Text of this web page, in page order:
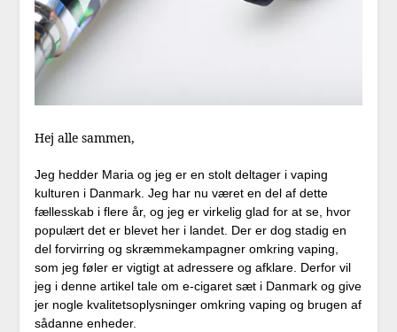
Hej alle sammen,
Jeg hedder Maria og jeg er en stolt deltager i vaping
kulturen i Danmark. Jeg har nu været en del af dette
fællesskab i flere år, og jeg er virkelig glad for at se, hvor
populært det er blevet her i landet. Der er dog stadig en
del forvirring og skræmmekampagner omkring vaping,
som jeg føler er vigtigt at adressere og afklare. Derfor vil
jeg i denne artikel tale om e-cigaret sæt i Danmark og give
jer nogle kvalitetsoplysninger omkring vaping og brugen af
sådanne enheder.